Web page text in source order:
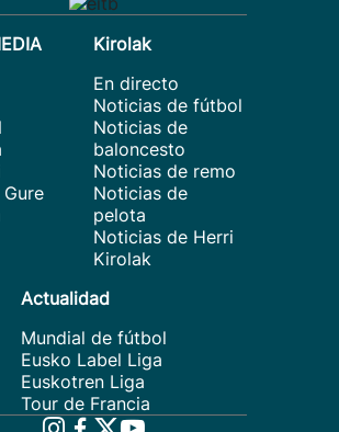
Kirolak
En directo
Noticias de fútbol
Noticias de
baloncesto
Noticias de remo
Noticias de
pelota
Noticias de Herri
Kirolak
Actualidad
Mundial de fútbol
Eusko Label Liga
Euskotren Liga
Tour de Francia